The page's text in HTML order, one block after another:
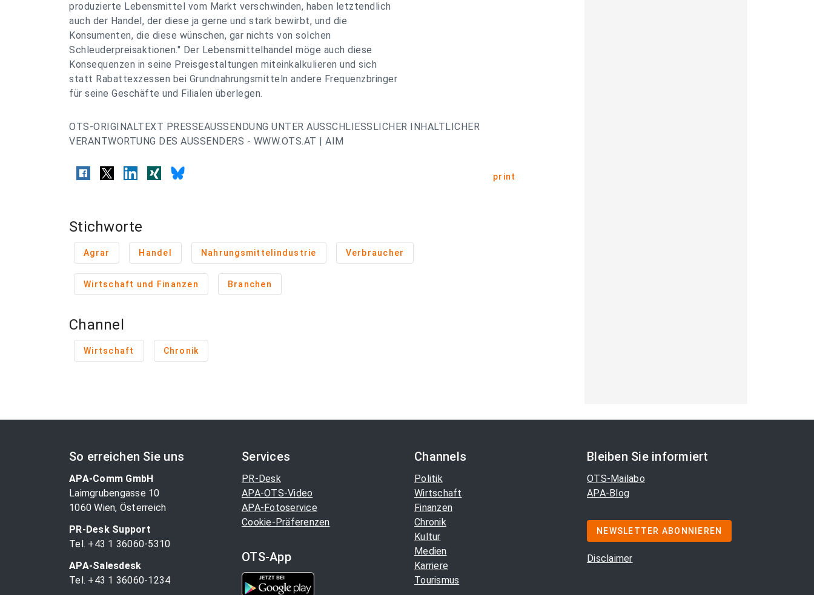
produzierte Lebensmittel vom Markt verschwinden, haben letztendlich
auch der Handel, der diese ja gerne und stark bewirbt, und die
Konsumenten, die diese wünschen, gar nichts von solchen
Schleuderpreisaktionen." Der Lebensmittelhandel möge auch diese
Konsequenzen in seine Preisgestaltungen miteinkalkulieren und sich
statt Rabattexzessen bei Grundnahrungsmitteln andere Frequenzbringer
für seine Geschäfte und Filialen überlegen.
OTS-ORIGINALTEXT PRESSEAUSSENDUNG UNTER AUSSCHLIESSLICHER INHALTLICHER
VERANTWORTUNG DES AUSSENDERS - WWW.OTS.AT | AIM
print
Stichworte
Agrar Handel Nahrungsmittelindustrie Verbraucher
Wirtschaft und Finanzen Branchen
Channel
Wirtschaft Chronik
So erreichen Sie uns
APA-Comm GmbH
Laimgrubengasse 10
1060 Wien, Österreich
PR-Desk Support
Tel. +43 1 36060-5310
APA-Salesdesk
Tel. +43 1 36060-1234
Services
PR-Desk
APA-OTS-Video
APA-Fotoservice
Cookie-Präferenzen
OTS-App
Channels
Politik
Wirtschaft
Finanzen
Chronik
Kultur
Medien
Karriere
Tourismus
Bleiben Sie informiert
OTS-Mailabo
APA-Blog
NEWSLETTER ABONNIEREN
Disclaimer